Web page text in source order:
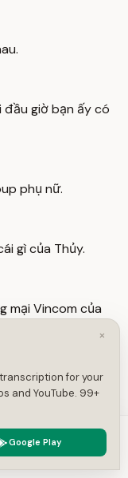
đầu giờ bạn ấy có
phụ nữ.
gì của Thủy.
mại Vincom của
tâm thương mại
nghĩa là bạn đang
×
for your
and YouTube. 99+
Google Play